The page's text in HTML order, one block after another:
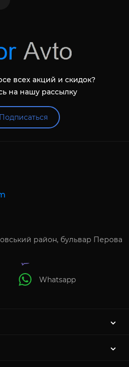
всех акций и скидок?
на нашу рассылку
Подписаться
район, бульвар Перова
Whatsapp